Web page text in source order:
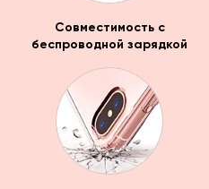
Совместимость с
беспроводной зарядкой